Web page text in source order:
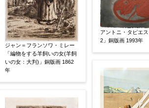
体裁 【任意】
額装
軸装 シート その他
サイン等の有無 【任意】
サイン有(自筆)
ジャン＝フランソワ・ミレー
「編物をする羊飼いの女(羊飼
いの女：大判)」銅版画 1862
年
アントニ・タピエ
2」銅版画 1993年